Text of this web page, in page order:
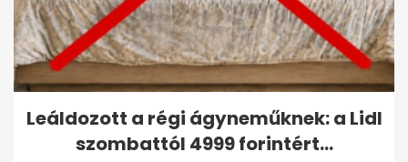
Leáldozott a régi ágyneműknek: a Lidl
szombattól 4999 forintért...